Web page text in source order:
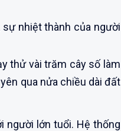
nhiệt thành của người
thử vài trăm cây số làm
qua nửa chiều dài đất
người lớn tuổi. Hệ thống